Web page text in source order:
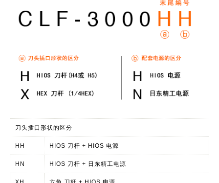
刀头插口形状的区分
HH HIOS 刀杆 + HIOS 电源
HN HIOS 刀杆 + 日东精工电源